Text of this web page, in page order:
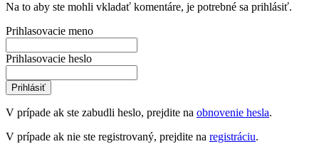
Na to aby ste mohli vkladať komentáre, je potrebné sa prihlásiť.
Prihlasovacie meno
Prihlasovacie heslo
Prihlásiť
V prípade ak ste zabudli heslo, prejdite na obnovenie hesla.
V prípade ak nie ste registrovaný, prejdite na registráciu.